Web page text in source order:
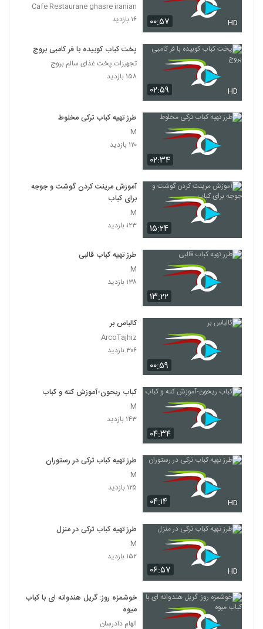
۰۰:۵۷ HD
Cafe Restaurane ghasre iranian
۱۶ بازدید
۰۲:۵۹ HD
پخت کباب کوبیده با فر کامبی بروج
تجهیزات پخت غذای سالم بروج
۱۵۸ بازدید
۰۲:۳۴
طرز تهیه کباب ترکی مخلوط
M
۱۲۰ بازدید
۱۵:۲۴
آموزش مرینت کردن گوشت و جوجه
برای کباب
M
۱۲۳ بازدید
۱۳:۲۲
طرز تهیه کباب قالبی
M
۱۳۸ بازدید
۰۰:۵۹
کالباس بر
ArcoTajhiz
۳۰۶ بازدید
۰۴:۳۴
کباب ریحون-آموزش کته و کباب
M
۱۴۳ بازدید
۰۴:۱۴ HD
طرز تهیه کباب ترکی در رستوران
M
۱۲۵ بازدید
۰۶:۵۷ HD
طرز تهیه کباب ترکی در منزل
M
۱۵۲ بازدید
خوشمزه روز: گریل هندوانه ای با کباب
میوه
الهام دادرسان